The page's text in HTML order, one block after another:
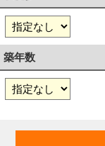
築年数